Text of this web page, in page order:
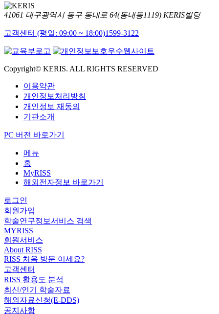
41061 대구광역시 동구 동내로 64(동내동1119) KERIS빌딩
고객센터 (평일: 09:00 ~ 18:00)1599-3122
Copyright© KERIS. ALL RIGHTS RESERVED
이용약관
개인정보처리방침
개인정보 재동의
기관소개
PC 버전 바로가기
메뉴
홈
MyRISS
해외전자정보 바로가기
로그인
회원가입
학술연구정보서비스 검색
MYRISS
회원서비스
About RISS
RISS 처음 방문 이세요?
고객센터
RISS 활용도 분석
최신/인기 학술자료
해외자료신청(E-DDS)
공지사항